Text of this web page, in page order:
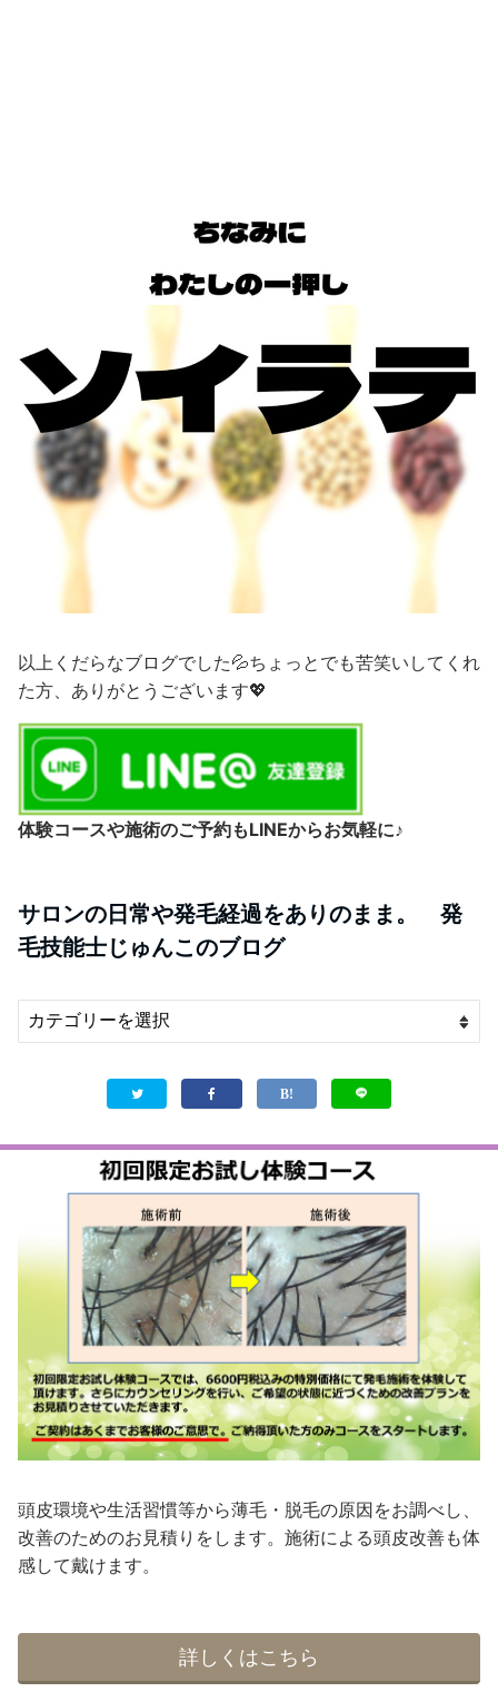
以上くだらなブログでした💦ちょっとでも苦笑いしてくれ
た方、ありがとうございます💖
体験コースや施術のご予約もLINEからお気軽に♪
サロンの日常や発毛経過をありのまま。 発
毛技能士じゅんこのブログ
頭皮環境や生活習慣等から薄毛・脱毛の原因をお調べし、
改善のためのお見積りをします。施術による頭皮改善も体
感して戴けます。
詳しくはこちら